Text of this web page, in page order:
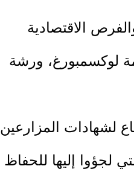
الاقتصادية
المحتلة – أرضي 2" والممول من حكومة لوكسمبورغ، ورشة
لشهادات المزارعين
لجؤوا إليها للحفاظ